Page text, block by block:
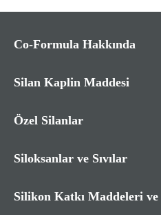
Co-Formula Hakkında
Silan Kaplin Maddesi
Özel Silanlar
Siloksanlar ve Sıvılar
Silikon Katkı Maddeleri